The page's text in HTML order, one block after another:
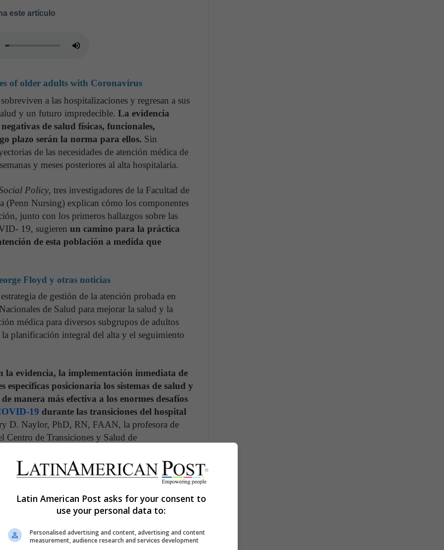
este artículo
of older adults with Coronavirus
a las hospitalizaciones y regresan a sus
y un futuro impredecible. La evidencia
de salud físicas, funcionales,
plazo serán la norma para ellos. Sin
de las necesidades de atención médica de
y meses posteriores al alta hospitalaria.
Policy, tres investigadores de la Facultad de
(Penn Nursing) explican cómo los componentes
junto con los primeros hallazgos sobre las
19, sugieren un camino para la práctica
de esta población a medida que
Floyd y otras noticias
de gestión de la atención probada en
de Salud para mejorar la salud y la
médica para diversos subgrupos de adultos
planificación integral del alta y el seguimiento
la evidencia, la implementación inmediata de
específicas posicionaría los sistemas de salud y
manera más efectiva a los enormes desafíos
19 durante las transiciones del hospital
D. Naylor, PhD, RN, FAAN, la profesora de
Centro de Transiciones y Salud de
profesora asociada de investigación; y
profesora emérita de enfermería
Mundo Salud Pública
Latin American Post asks for your consent to
use your personal data to:
Personalised advertising and content, advertising and content
measurement, audience research and services development